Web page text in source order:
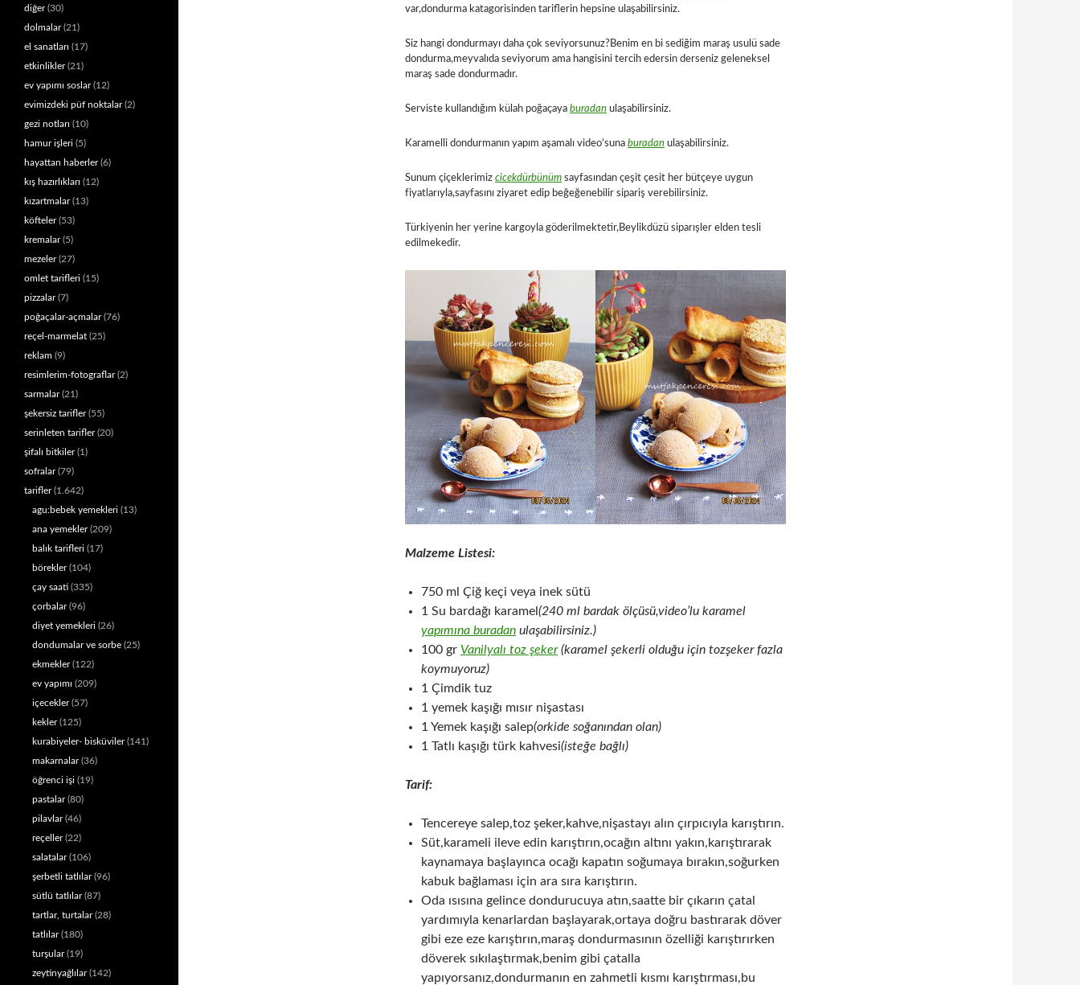
var,dondurma katagorisinden tariflerin hepsine ulaşabilirsiniz.
Siz hangi dondurmayı daha çok seviyorsunuz?Benim en bi sediğim maraş usulü sade
dondurma,meyvalıda seviyorum ama hangisini tercih edersin derseniz geleneksel
maraş sade dondurmadır.
Serviste kullandığım külah poğaçaya buradan ulaşabilirsiniz.
Karamelli dondurmanın yapım aşamalı video’suna buradan ulaşabilirsiniz.
Sunum çiçeklerimiz cicekdürbünüm sayfasından çeşit çesit her bütçeye uygun
fiyatlarıyla,sayfasını ziyaret edip beğeğenebilir sipariş verebilirsiniz.
Türkiyenin her yerine kargoyla göderilmektetir,Beylikdüzü siparışler elden tesli
edilmekedir.
Malzeme Listesi:
750 ml Çiğ keçi veya inek sütü
1 Su bardağı karamel (240 ml bardak ölçüsü,video’lu karamel
yapımına buradan ulaşabilirsiniz.)
100 gr Vanilyalı toz şeker(karamel şekerli olduğu için tozşeker fazla
koymuyoruz)
1 Çimdik tuz
1 yemek kaşığı mısır nişastası
1 Yemek kaşığı salep(orkide soğanından olan)
1 Tatlı kaşığı türk kahvesi(isteğe bağlı)
Tarif:
Tencereye salep,toz şeker,kahve,nişastayı alın çırpıcıyla karıştırın.
Süt,karameli ileve edin karıştırın,ocağın altını yakın,karıştırarak
kaynamaya başlayınca ocağı kapatın soğumaya bırakın,soğurken
kabuk bağlaması için ara sıra karıştırın.
Oda ısısına gelince dondurucuya atın,saatte bir çıkarın çatal
yardımıyla kenarlardan başlayarak,ortaya doğru bastırarak döver
gibi eze eze karıştırın,maraş dondurmasının özelliği karıştırırken
döverek sıkılaştırmak,benim gibi çatalla
yapıyorsanız,dondurmanın en zahmetli kısmı karıştırması,bu
diğer(30)
dolmalar(21)
el sanatları (17)
etkinlikler(21)
ev yapımı soslar(12)
evimizdeki püf noktalar(2)
gezi notları (10)
hamur işleri (5)
hayattan haberler(6)
kış hazırlıkları (12)
kızartmalar(13)
köfteler(53)
kremalar(5)
mezeler(27)
omlet tarifleri (15)
pizzalar(7)
poğaçalar-açmalar(76)
reçel-marmelat (25)
reklam (9)
resimlerim-fotograflar(2)
sarmalar(21)
şekersiz tarifler(55)
serinleten tarifler(20)
şifalı bitkiler(1)
sofralar(79)
tarifler(1.642)
agu:bebek yemekleri (13)
ana yemekler(209)
balık tarifleri (17)
börekler(104)
çay saati (335)
çorbalar(96)
diyet yemekleri (26)
dondumalar ve sorbe (25)
ekmekler(122)
ev yapımı (209)
içecekler(57)
kekler(125)
kurabiyeler- bisküviler(141)
makarnalar(36)
öğrenci işi (19)
pastalar(80)
pilavlar(46)
reçeller(22)
salatalar(106)
şerbetli tatlılar(96)
sütlü tatlılar(87)
tartlar, turtalar(28)
tatlılar(180)
turşular(19)
zeytinyağlılar(142)